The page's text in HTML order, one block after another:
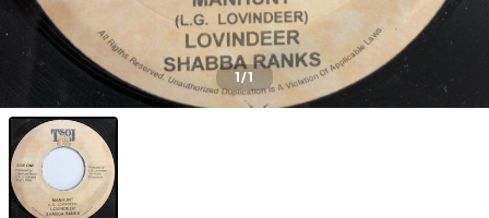
1/1